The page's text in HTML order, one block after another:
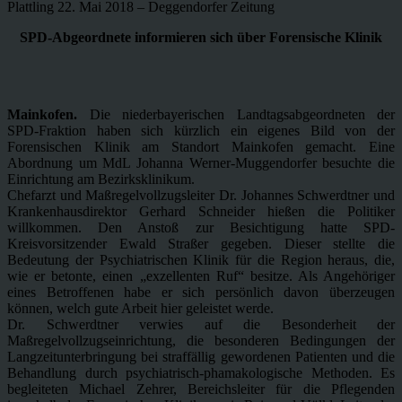
Plattling 22. Mai 2018 – Deggendorfer Zeitung
SPD-Abgeordnete informieren sich über Forensische Klinik
Mainkofen. Die niederbayerischen Landtagsabgeordneten der
SPD-Fraktion haben sich kürzlich ein eigenes Bild von der
Forensischen Klinik am Standort Mainkofen gemacht. Eine
Abordnung um MdL Johanna Werner-Muggendorfer besuchte die
Einrichtung am Bezirksklinikum.
Chefarzt und Maßregelvollzugsleiter Dr. Johannes Schwerdtner und
Krankenhausdirektor Gerhard Schneider hießen die Politiker
willkommen. Den Anstoß zur Besichtigung hatte SPD-
Kreisvorsitzender Ewald Straßer gegeben. Dieser stellte die
Bedeutung der Psychiatrischen Klinik für die Region heraus, die,
wie er betonte, einen „exzellenten Ruf“ besitze. Als Angehöriger
eines Betroffenen habe er sich persönlich davon überzeugen
können, welch gute Arbeit hier geleistet werde.
Dr. Schwerdtner verwies auf die Besonderheit der
Maßregelvollzugseinrichtung, die besonderen Bedingungen der
Langzeitunterbringung bei straffällig gewordenen Patienten und die
Behandlung durch psychiatrisch-phamakologische Methoden. Es
begleiteten Michael Zehrer, Bereichsleiter für die Pflegenden